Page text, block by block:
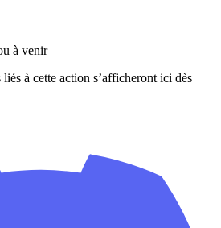
à venir
à cette action s’afficheront ici dès